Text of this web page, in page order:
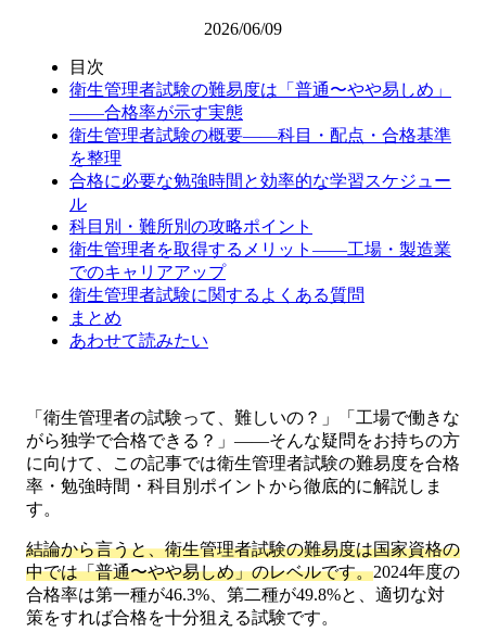
2026/06/09
目次
衛生管理者試験の難易度は「普通〜やや易しめ」
——合格率が示す実態
衛生管理者試験の概要——科目・配点・合格基準
を整理
合格に必要な勉強時間と効率的な学習スケジュー
ル
科目別・難所別の攻略ポイント
衛生管理者を取得するメリット——工場・製造業
でのキャリアアップ
衛生管理者試験に関するよくある質問
まとめ
あわせて読みたい
「衛生管理者の試験って、難しいの？」「工場で働きな
がら独学で合格できる？」——そんな疑問をお持ちの方
に向けて、この記事では衛生管理者試験の難易度を合格
率・勉強時間・科目別ポイントから徹底的に解説しま
す。
結論から言うと、衛生管理者試験の難易度は国家資格の
中では「普通〜やや易しめ」のレベルです。2024年度の
合格率は第一種が46.3%、第二種が49.8%と、適切な対
策をすれば合格を十分狙える試験です。